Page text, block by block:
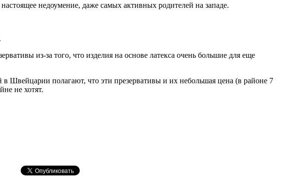
недоумение, даже самых активных родителей на западе.
из-за того, что изделия на основе латекса очень большие для еще
Швейцарии полагают, что эти презервативы и их небольшая цена (в районе 7
не хотят.